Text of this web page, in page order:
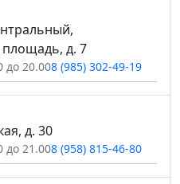
д. 7
до 20.008 (985) 302-49-19
д. 30
до 21.008 (958) 815-46-80